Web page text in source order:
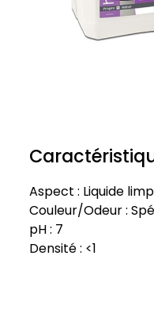
Aspect : Liquide
Couleur/Odeur :
pH : 7
Densité : <1